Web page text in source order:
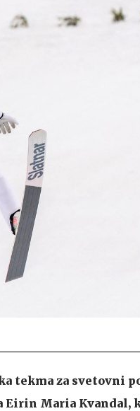
tekma za svetovni
Eirin Maria Kvandal,